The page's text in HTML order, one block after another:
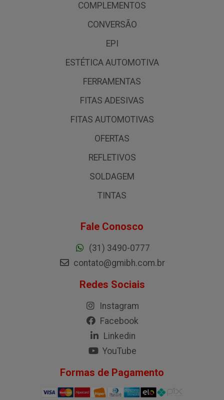
COMPLEMENTOS
CONVERSÃO
EPI
ESTÉTICA AUTOMOTIVA
FERRAMENTAS
FITAS ADESIVAS
FITAS AUTOMOTIVAS
OFERTAS
REFLETIVOS
SOLDAGEM
TINTAS
Fale Conosco
(31) 3490-0777
contato@gmibh.com.br
Redes Sociais
Instagram
Facebook
Linkedin
YouTube
Formas de Pagamento